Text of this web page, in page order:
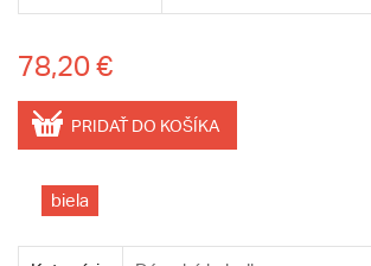
78,20 €
PRIDAŤ DO KOŠÍKA
biela